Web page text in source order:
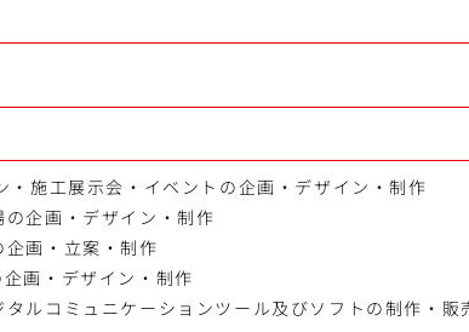
・施工展示会・イベントの企画・デザイン・制作
の企画・デザイン・制作
企画・立案・制作
画・デザイン・制作
タルコミュニケーションツール及びソフトの制作・販